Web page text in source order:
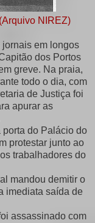
NIREZ)
em longos
dos Portos
greve. Na praia,
todo o dia, com
de Justiça foi
apurar as
porta do Palácio do
protestar junto ao
trabalhadores do
mandou demitir o
imediata saída de
assassinado com